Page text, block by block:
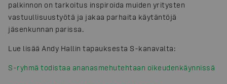
palkinnon on tarkoitus inspiroida muiden yritysten
vastuullisuustyötä ja jakaa parhaita käytäntöjä
jäsenkunnan parissa.
Lue lisää Andy Hallin tapauksesta S-kanavalta:
S-ryhmä todistaa ananasmehutehtaan oikeudenkäynnissä